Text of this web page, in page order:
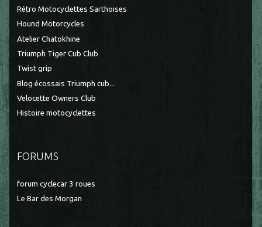
Rétro Motocyclettes Sarthoises
Hound Motorcycles
Atelier Chatokhine
Triumph Tiger Cub Club
Twist grip
Blog écossais Triumph cub...
Velocette Owners Club
Histoire motocyclettes
FORUMS
forum cyclecar 3 roues
Le Bar des Morgan